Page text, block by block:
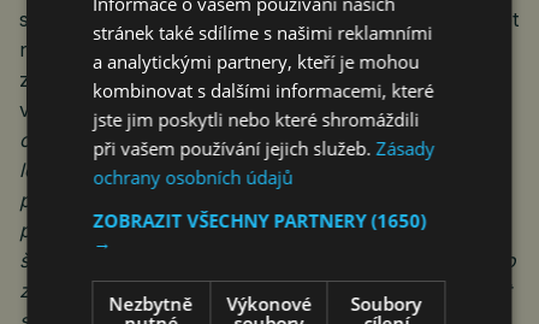
se oko po většině zákroků problém, proto samotný let
není po refrakčních operacích či po operaci šedého
zákalu kontraindikován. Existuje ale jedna důležitá
výjimka. „U některých operací, které obsahují uvnitř
oka plyn – to jsou již zmíněné operace sítnice – je
létání zcela nevhodné. Takových operací ale
provádíme ročně jen minimum, takže drtivé většiny
pacientů se to netýká. Mnohem častější jsou operace
šedého zákalu a refrakční operace dioptrií – a u těchto
zákroků létání vůbec nevadí. Jen bych doporučila vzít
stránek také sdílíme s našimi reklamními
a analytickými partnery, kteří je mohou
kombinovat s dalšími informacemi, které
jste jim poskytli nebo které shromáždili
při vašem používání jejich služeb.Zásady
ochrany osobních údajů
ZOBRAZIT VŠECHNY PARTNERY(1650)
→
Nezbytně
Výkonové
Soubory